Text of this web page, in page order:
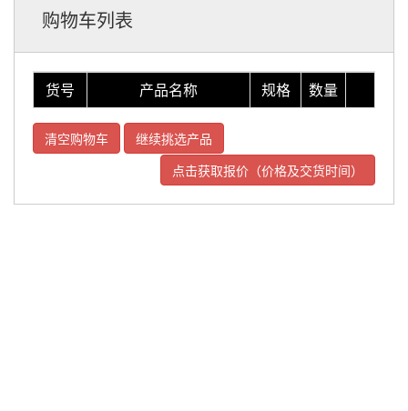
购物车列表
货号 产品名称 规格 数量
清空购物车
继续挑选产品
点击获取报价（价格及交货时间）